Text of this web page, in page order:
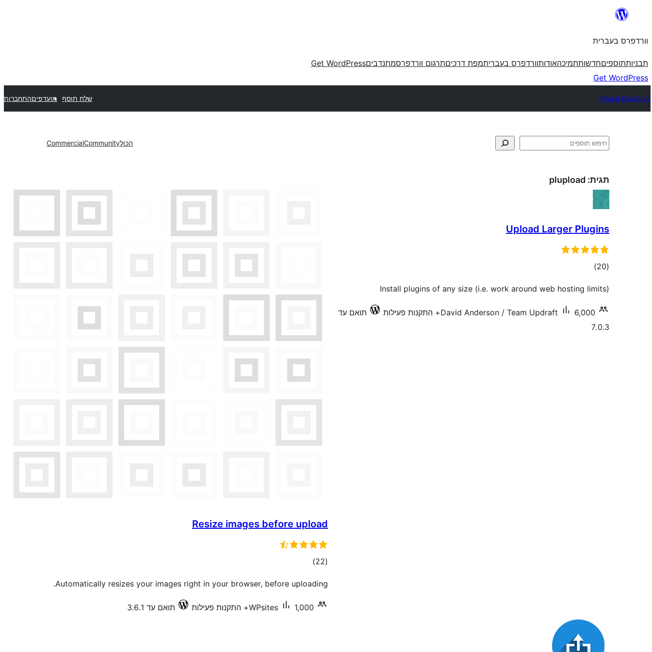
וורדפרס בעברית
תבניותתוספיםחדשותתמיכהאודותוורדפרס בעבריתמפת דרכיםתרגום וורדפרסמתנדביםGet WordPress
Get WordPress
Plugin Directory שלח תוסף מועדפיםהתחברות
חיפוש הכולCommunity
Commercial
תגית: plupload
Upload Larger Plugins
(20 דרוגים)
Install plugins of any size (i.e. work around web hosting limits)
David Anderson / Team Updraft 6,000+ התקנות פעילות
תואם עד
7.0.3
Resize images before upload
(22 דרוגים)
Automatically resizes your images right in your browser, before uploading.
WPsites 1,000+ התקנות פעילות תואם עד 3.6.1